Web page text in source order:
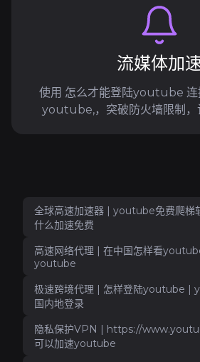
流媒体加
使用 怎么才能登陆youtube 连
youtube,，突破防火墙限制，
全球高速加速器 | youtube免费爬
什么加速免费
高速网络代理 | 在中国怎样看
youtube
极速跨境代理 | 怎样登陆youtube |
国内地登录
隐私保护VPN | https://
可以加速youtube